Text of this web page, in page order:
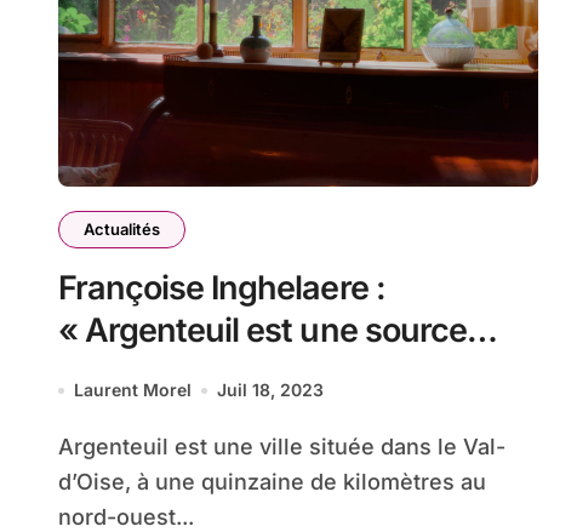
Actualités
Françoise Inghelaere :
« Argenteuil est une source
d’inspiration pour le célèbre
Laurent Morel Juil 18, 2023
Argenteuil est une ville située dans le Val-
d’Oise, à une quinzaine de kilomètres au
nord-ouest...